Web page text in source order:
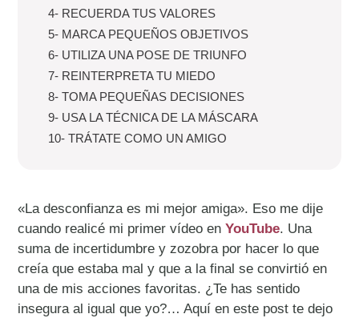
4- RECUERDA TUS VALORES
5- MARCA PEQUEÑOS OBJETIVOS
6- UTILIZA UNA POSE DE TRIUNFO
7- REINTERPRETA TU MIEDO
8- TOMA PEQUEÑAS DECISIONES
9- USA LA TÉCNICA DE LA MÁSCARA
10- TRÁTATE COMO UN AMIGO
«La desconfianza es mi mejor amiga». Eso me dije
cuando realicé mi primer vídeo enYouTube. Una
suma de incertidumbre y zozobra por hacer lo que
creía que estaba mal y que a la final se convirtió en
una de mis acciones favoritas. ¿Te has sentido
insegura al igual que yo?… Aquí en este post te dejo